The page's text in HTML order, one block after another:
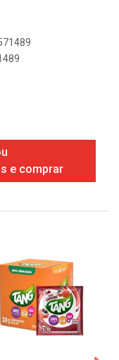
e comprar